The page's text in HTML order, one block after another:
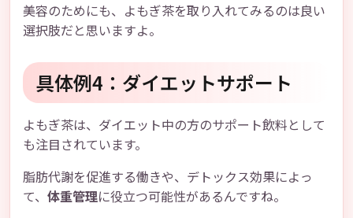
美容のためにも、よもぎ茶を取り入れてみるのは良い
選択肢だと思いますよ。
具体例4：ダイエットサポート
よもぎ茶は、ダイエット中の方のサポート飲料として
も注目されています。
脂肪代謝を促進する働きや、デトックス効果によっ
て、 体重管理に役立つ可能性があるんですね。